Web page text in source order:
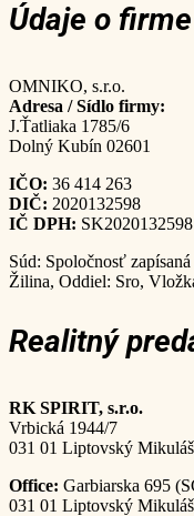
Údaje o
OMNIKO, s.r.o.
Adresa / Sídlo firmy:
J.Ťatliaka 1785/6
Dolný Kubín 02601
IČO: 36 414 263
DIČ: 2020132598
IČ DPH: SK2020132598
Súd: Spoločnosť
Žilina, Oddiel: Sro,
Realitný
RK SPIRIT, s.r.o.
Vrbická 1944/7
031 01 Liptovský Mikuláš
Office: Garbiarska 695
031 01 Liptovský Mikuláš